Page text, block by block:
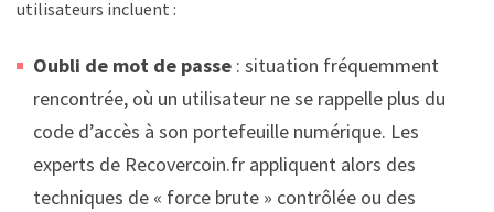
utilisateurs incluent :
Oubli de mot de passe : situation fréquemment
rencontrée, où un utilisateur ne se rappelle plus du
code d’accès à son portefeuille numérique. Les
experts de Recovercoin.fr appliquent alors des
techniques de « force brute » contrôlée ou des